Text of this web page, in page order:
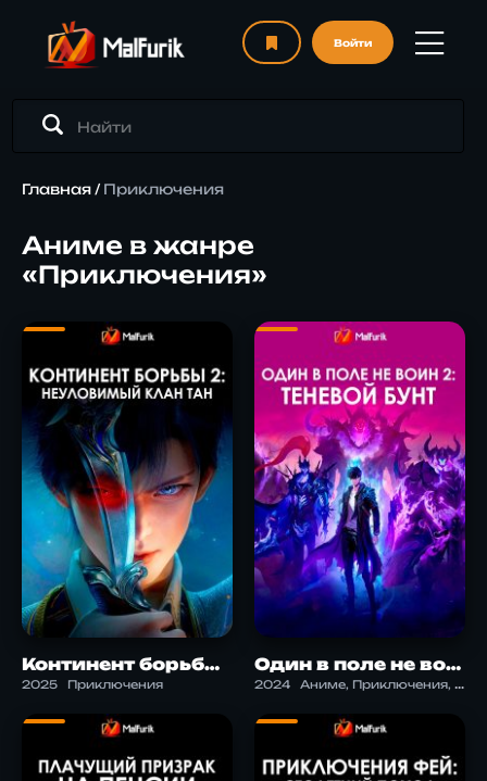
Войти
Главная/ Приключения
Аниме в жанре
«Приключения»
Континент борьбы 2: неуловимый клан Тан
2025 Приключения
Один в поле не воин 2: теневой бунт
2024 Аниме, Приключения, Фэнтези, Экшен